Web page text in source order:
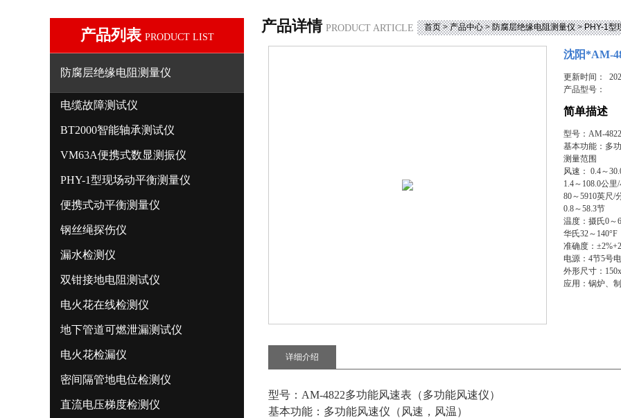
产品列表 PRODUCT LIST
防腐层绝缘电阻测量仪
电缆故障测试仪
BT2000智能轴承测试仪
VM63A便携式数显测振仪
PHY-1型现场动平衡测量仪
便携式动平衡测量仪
钢丝绳探伤仪
漏水检测仪
双钳接地电阻测试仪
电火花在线检测仪
地下管道可燃泄漏测试仪
电火花检漏仪
密间隔管地电位检测仪
直流电压梯度检测仪
产品详情 PRODUCT ARTICLE 首页>产品中心>防腐层绝缘电阻测量仪>PHY-1型
沈阳*AM-
更新时间：
产品型号：
简单描述
型号：AM-
基本功能：多
测量范围
风速： 0.4～
1.4～108.0公里
80～5910英尺/
0.8～58.3节
温度：摄氏0～
华氏32～140°F
准确度：
电源：4节5号
外形尺寸：
应用：锅炉、
详细介绍
型号： AM-4822多功能风速表（多功能风速仪）
基本功能：多功能风速仪（风速，风温）